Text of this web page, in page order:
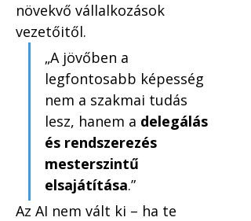
növekvő vállalkozások
vezetőitől.
„A jövőben a
legfontosabb képesség
nem a szakmai tudás
lesz, hanem a delegálás
és rendszerezés
mesterszintű
elsajátítása.”
Az AI nem vált ki – ha te